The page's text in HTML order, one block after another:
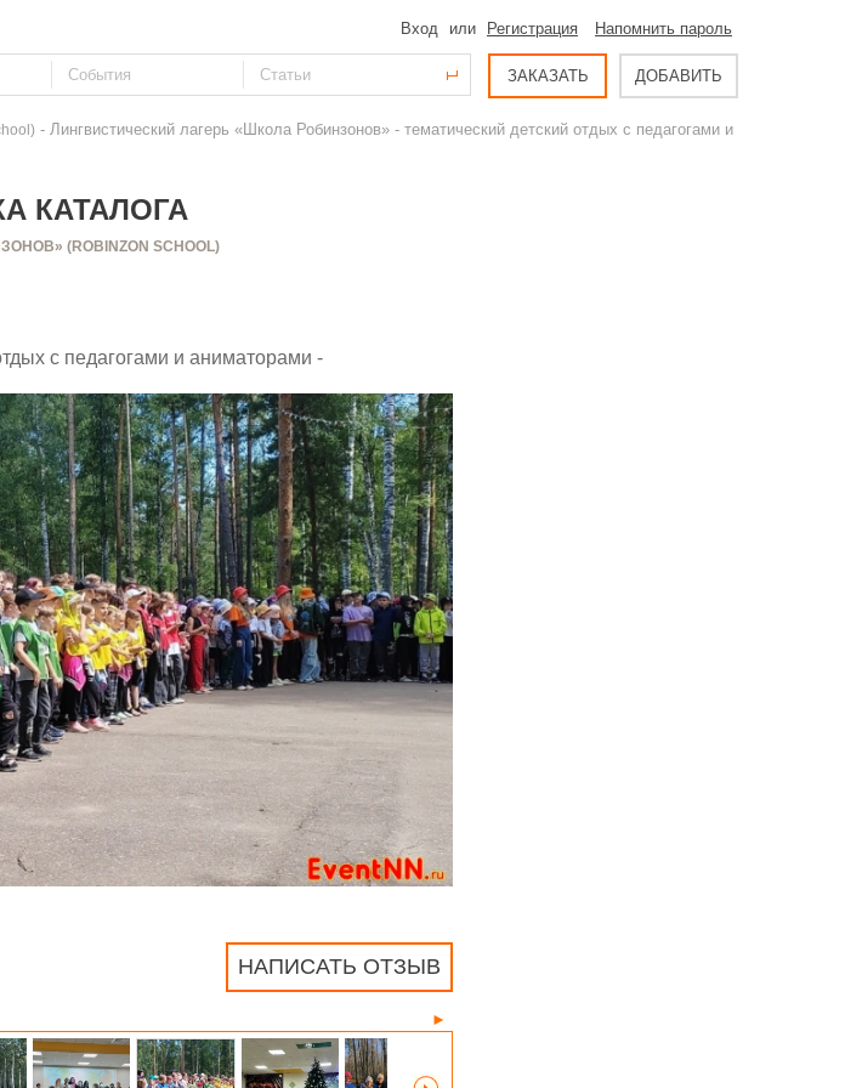
Вход или Регистрация Напомнить пароль
ЗАКАЗАТЬ ДОБАВИТЬ
- Лингвистический лагерь «Школа Робинзонов» - тематический детский отдых с педагогами и
КАТАЛОГА
(ROBINZON SCHOOL)
с педагогами и аниматорами -
НАПИСАТЬ ОТЗЫВ
►